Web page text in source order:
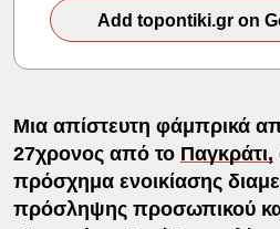
Add topontiki.gr on
Mια απίστευτη φάμπρικά
27χρονος από το Παγκράτι,
πρόσχημα ενοικίασης
πρόσληψης προσωπικού